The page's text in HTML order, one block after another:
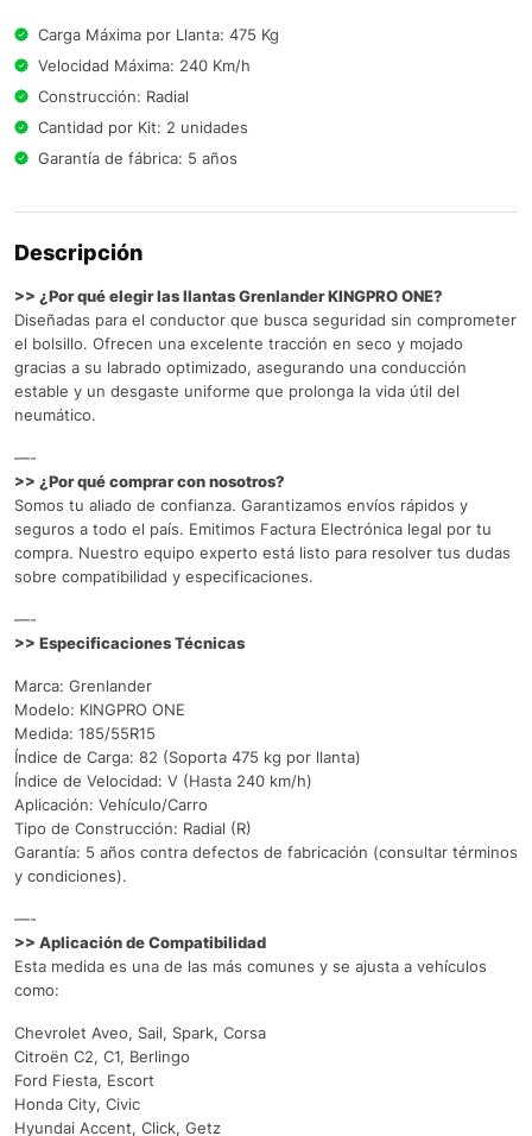
Carga Máxima por Llanta: 475 Kg
Velocidad Máxima: 240 Km/h
Construcción: Radial
Cantidad por Kit: 2 unidades
Garantía de fábrica: 5 años
Descripción
>> ¿Por qué elegir las llantas Grenlander KINGPRO ONE?
Diseñadas para el conductor que busca seguridad sin comprometer
el bolsillo. Ofrecen una excelente tracción en seco y mojado
gracias a su labrado optimizado, asegurando una conducción
estable y un desgaste uniforme que prolonga la vida útil del
neumático.
—-
>> ¿Por qué comprar con nosotros?
Somos tu aliado de confianza. Garantizamos envíos rápidos y
seguros a todo el país. Emitimos Factura Electrónica legal por tu
compra. Nuestro equipo experto está listo para resolver tus dudas
sobre compatibilidad y especificaciones.
—-
>> Especificaciones Técnicas
Marca: Grenlander
Modelo: KINGPRO ONE
Medida: 185/55R15
Índice de Carga: 82 (Soporta 475 kg por llanta)
Índice de Velocidad: V (Hasta 240 km/h)
Aplicación: Vehículo/Carro
Tipo de Construcción: Radial (R)
Garantía: 5 años contra defectos de fabricación (consultar términos
y condiciones).
—-
>> Aplicación de Compatibilidad
Esta medida es una de las más comunes y se ajusta a vehículos
como:
Chevrolet Aveo, Sail, Spark, Corsa
Citroën C2, C1, Berlingo
Ford Fiesta, Escort
Honda City, Civic
Hyundai Accent, Click, Getz